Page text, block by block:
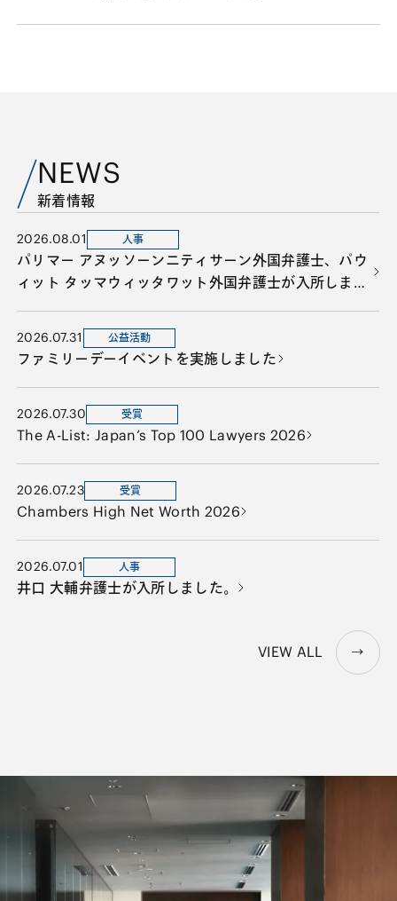
NEWS
新着情報
2026.08.01 人事
パリマー アヌッソーンニティサーン外国弁護士、パウ
ィット タッマウィッタワット外国弁護士が入所しまし
2026.07.31 公益活動
ファミリーデーイベントを実施しました
2026.07.30 受賞
The A-List: Japan’s Top 100 Lawyers 2026
2026.07.23 受賞
Chambers High Net Worth 2026
2026.07.01 人事
井口 大輔弁護士が入所しました。
VIEW ALL